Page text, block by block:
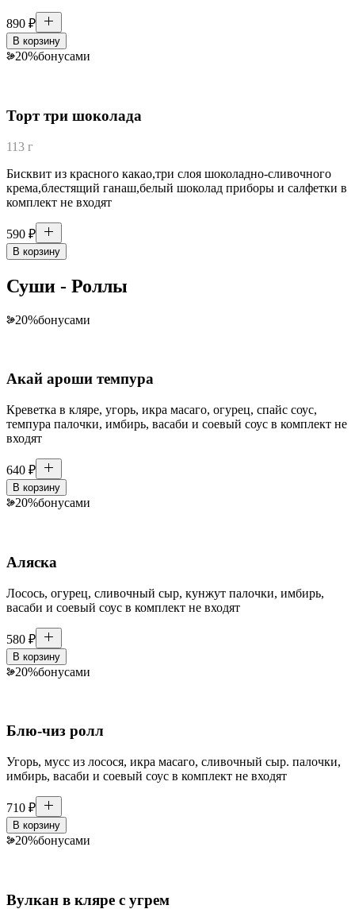
890 ₽
В корзину
20%бонусами
Торт три шоколада
113 г
Бисквит из красного какао,три слоя шоколадно-сливочного
крема,блестящий ганаш,белый шоколад приборы и салфетки в
комплект не входят
590 ₽
В корзину
Суши - Роллы
20%бонусами
Акай ароши темпура
Креветка в кляре, угорь, икра масаго, огурец, спайс соус,
темпура палочки, имбирь, васаби и соевый соус в комплект не
входят
640 ₽
В корзину
20%бонусами
Аляска
Лосось, огурец, сливочный сыр, кунжут палочки, имбирь,
васаби и соевый соус в комплект не входят
580 ₽
В корзину
20%бонусами
Блю-чиз ролл
Угорь, мусс из лосося, икра масаго, сливочный сыр. палочки,
имбирь, васаби и соевый соус в комплект не входят
710 ₽
В корзину
20%бонусами
Вулкан в кляре с угрем